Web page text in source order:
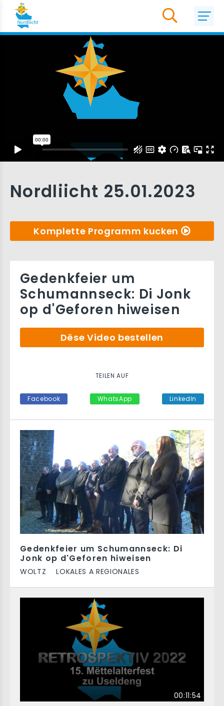
Nordliicht 25.01.2023
Komplette Programm kucken
Gedenkfeier um Schumannseck: Di
Jonk op d'Geforen hiweisen
WOLTZ LOKALES A REGIONALES
00:11:54
Gedenkfeier um
Schumannseck: Di Jonk
op d'Geforen hiweisen
Dëse Video bestellen
TEILEN AUF
Facebook WhatsApp LinkedIn